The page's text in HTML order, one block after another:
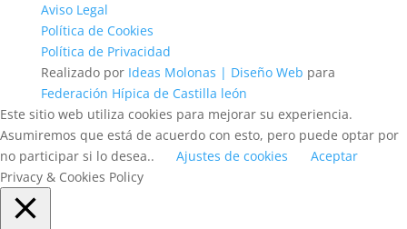
Aviso Legal
Política de Cookies
Política de Privacidad
Realizado por Ideas Molonas | Diseño Web para
Federación Hípica de Castilla león
Este sitio web utiliza cookies para mejorar su experiencia.
Asumiremos que está de acuerdo con esto, pero puede optar por
no participar si lo desea..
Ajustes de cookies
Aceptar
Privacy & Cookies Policy